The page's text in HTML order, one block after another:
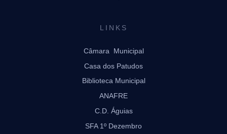
LINKS
Câmara Municipal
Casa dos Patudos
Biblioteca Municipal
ANAFRE
C.D. Águias
SFA 1º Dezembro